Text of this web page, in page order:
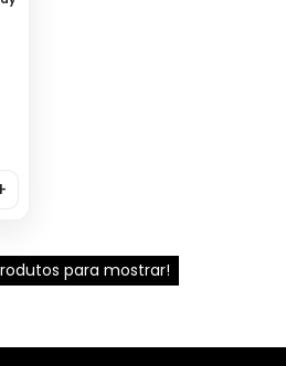
para mostrar!